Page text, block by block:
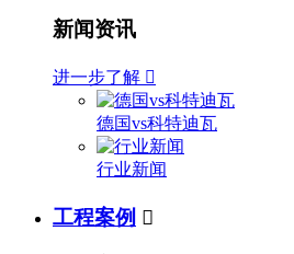
新闻资讯
进一步了解 
德国vs科特迪瓦
行业新闻
工程案例 